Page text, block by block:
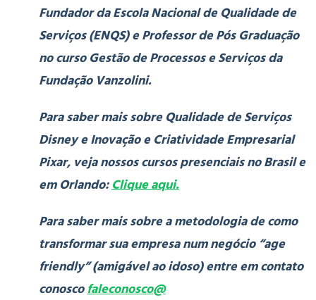
Fundador da Escola Nacional de Qualidade de
Serviços (ENQS) e Professor de Pós Graduação
no curso Gestão de Processos e Serviços da
Fundação Vanzolini.
Para saber mais sobre Qualidade de Serviços
Disney e Inovação e Criatividade Empresarial
Pixar, veja nossos cursos presenciais no Brasil e
em Orlando:Clique aqui.
Para saber mais sobre a metodologia de como
transformar sua empresa num negócio “age
friendly” (amigável ao idoso) entre em contato
conoscofaleconosco@